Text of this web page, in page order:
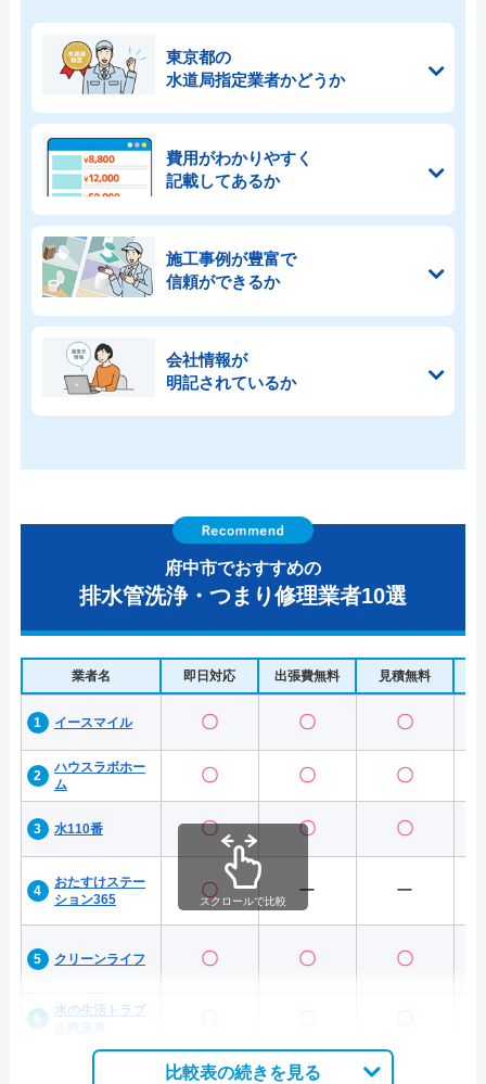
東京都の
水道局指定業者かどうか
費用がわかりやすく
記載してあるか
施工事例が豊富で
信頼ができるか
会社情報が
明記されているか
府中市でおすすめの
排水管洗浄・つまり修理業者10選
業者名 即日対応 出張費無料 見積無料
イースマイル 〇 〇 〇
ハウスラボホー
ム
〇 〇 〇
水110番 〇 〇 〇
おたすけステー
ション365
〇 ー ー
クリーンライフ 〇 〇 〇
水の生活トラブ
スクロールで比較
比較表の続きを見る